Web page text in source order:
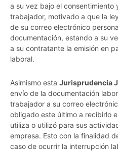
a su vez bajo el
trabajador, motivado a que la
de su correo electrónico
documentación, estando a su
a su contratante la emisión en
laboral.
Asimismo esta Jurisprudencia
envío de la documentación
trabajador a su correo
obligado este último a recibirlo
utiliza o utilizó para sus
empresa. Esto con la finalidad
caso de ocurrir la interrupción